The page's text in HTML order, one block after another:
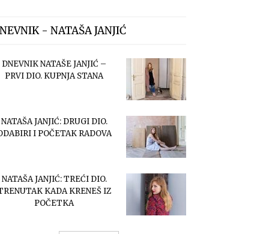
- NATAŠA JANJIĆ
DNEVNIK NATAŠE JANJIĆ –
PRVI DIO. KUPNJA STANA
NATAŠA JANJIĆ: DRUGI DIO.
I POČETAK RADOVA
NATAŠA JANJIĆ: TREĆI DIO.
KADA KRENEŠ IZ
POČETKA